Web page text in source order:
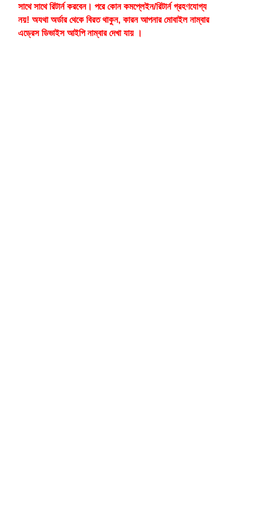
সাথে সাথে রিটার্ন করবেন। পরে কোন কমপ্লেইন/রিটার্ন গ্রহণযোগ্য
নয়! অযথা অর্ডার থেকে বিরত থাকুন, কারন আপনার মোবাইল নাম্বার
এড্রেস ডিভাইস আইপি নাম্বার দেখা যায় ।